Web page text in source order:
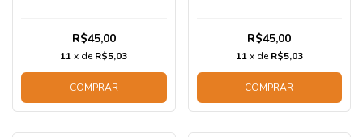
R$45,00
11 x deR$5,03
COMPRAR
R$45,00
11 x deR$5,03
COMPRAR